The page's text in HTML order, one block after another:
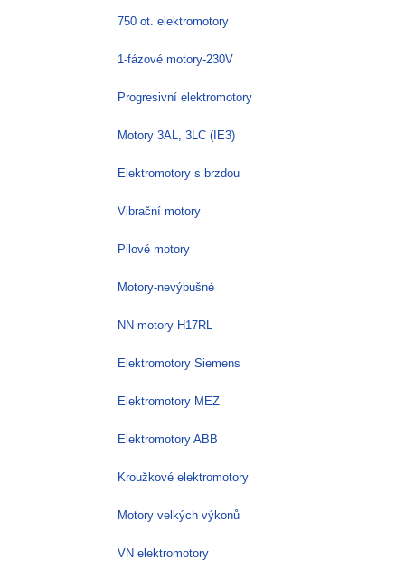
750 ot. elektromotory
1-fázové motory-230V
Progresivní elektromotory
Motory 3AL, 3LC (IE3)
Elektromotory s brzdou
Vibrační motory
Pilové motory
Motory-nevýbušné
NN motory H17RL
Elektromotory Siemens
Elektromotory MEZ
Elektromotory ABB
Kroužkové elektromotory
Motory velkých výkonů
VN elektromotory